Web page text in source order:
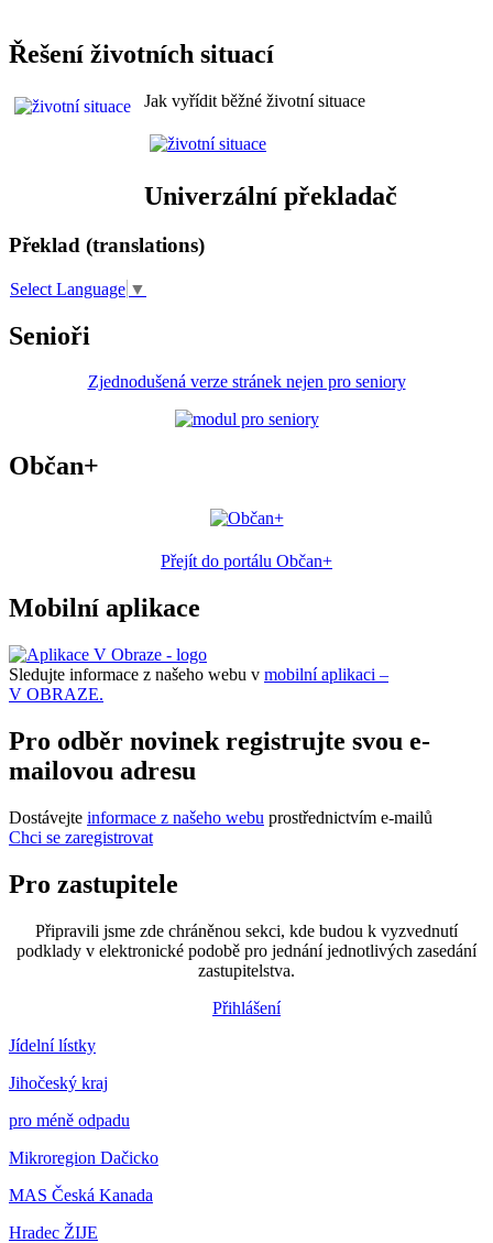
Řešení životních situací
Jak vyřídit běžné životní situace
Univerzální překladač
Překlad (translations)
Select Language ▼
Senioři
Zjednodušená verze stránek nejen pro seniory
Občan+
Přejít do portálu Občan+
Mobilní aplikace
Sledujte informace z našeho webu v mobilní aplikaci –
V OBRAZE.
Pro odběr novinek registrujte svou e-
mailovou adresu
Dostávejte informace z našeho webu prostřednictvím e-mailů
Chci se zaregistrovat
Pro zastupitele
Připravili jsme zde chráněnou sekci, kde budou k vyzvednutí
podklady v elektronické podobě pro jednání jednotlivých zasedání
zastupitelstva.
Přihlášení
Jídelní lístky
Jihočeský kraj
pro méně odpadu
Mikroregion Dačicko
MAS Česká Kanada
Hradec ŽIJE